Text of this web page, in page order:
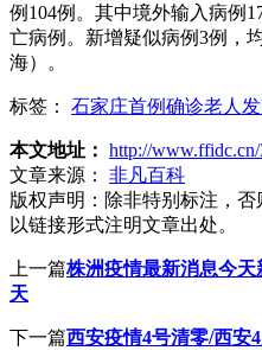
例104例。其中境外输入病例
亡病例。新增疑似病例3例，
海）。
标签： 石家庄首例确诊老人
本文地址： http://www.ffidc.cn/
文章来源：
非凡百科
版权声明： 除非特别标注，
以链接形式注明文章出处。
上一篇株洲疫情最新消息今
天
下一篇西安疫情4号清零/西安4